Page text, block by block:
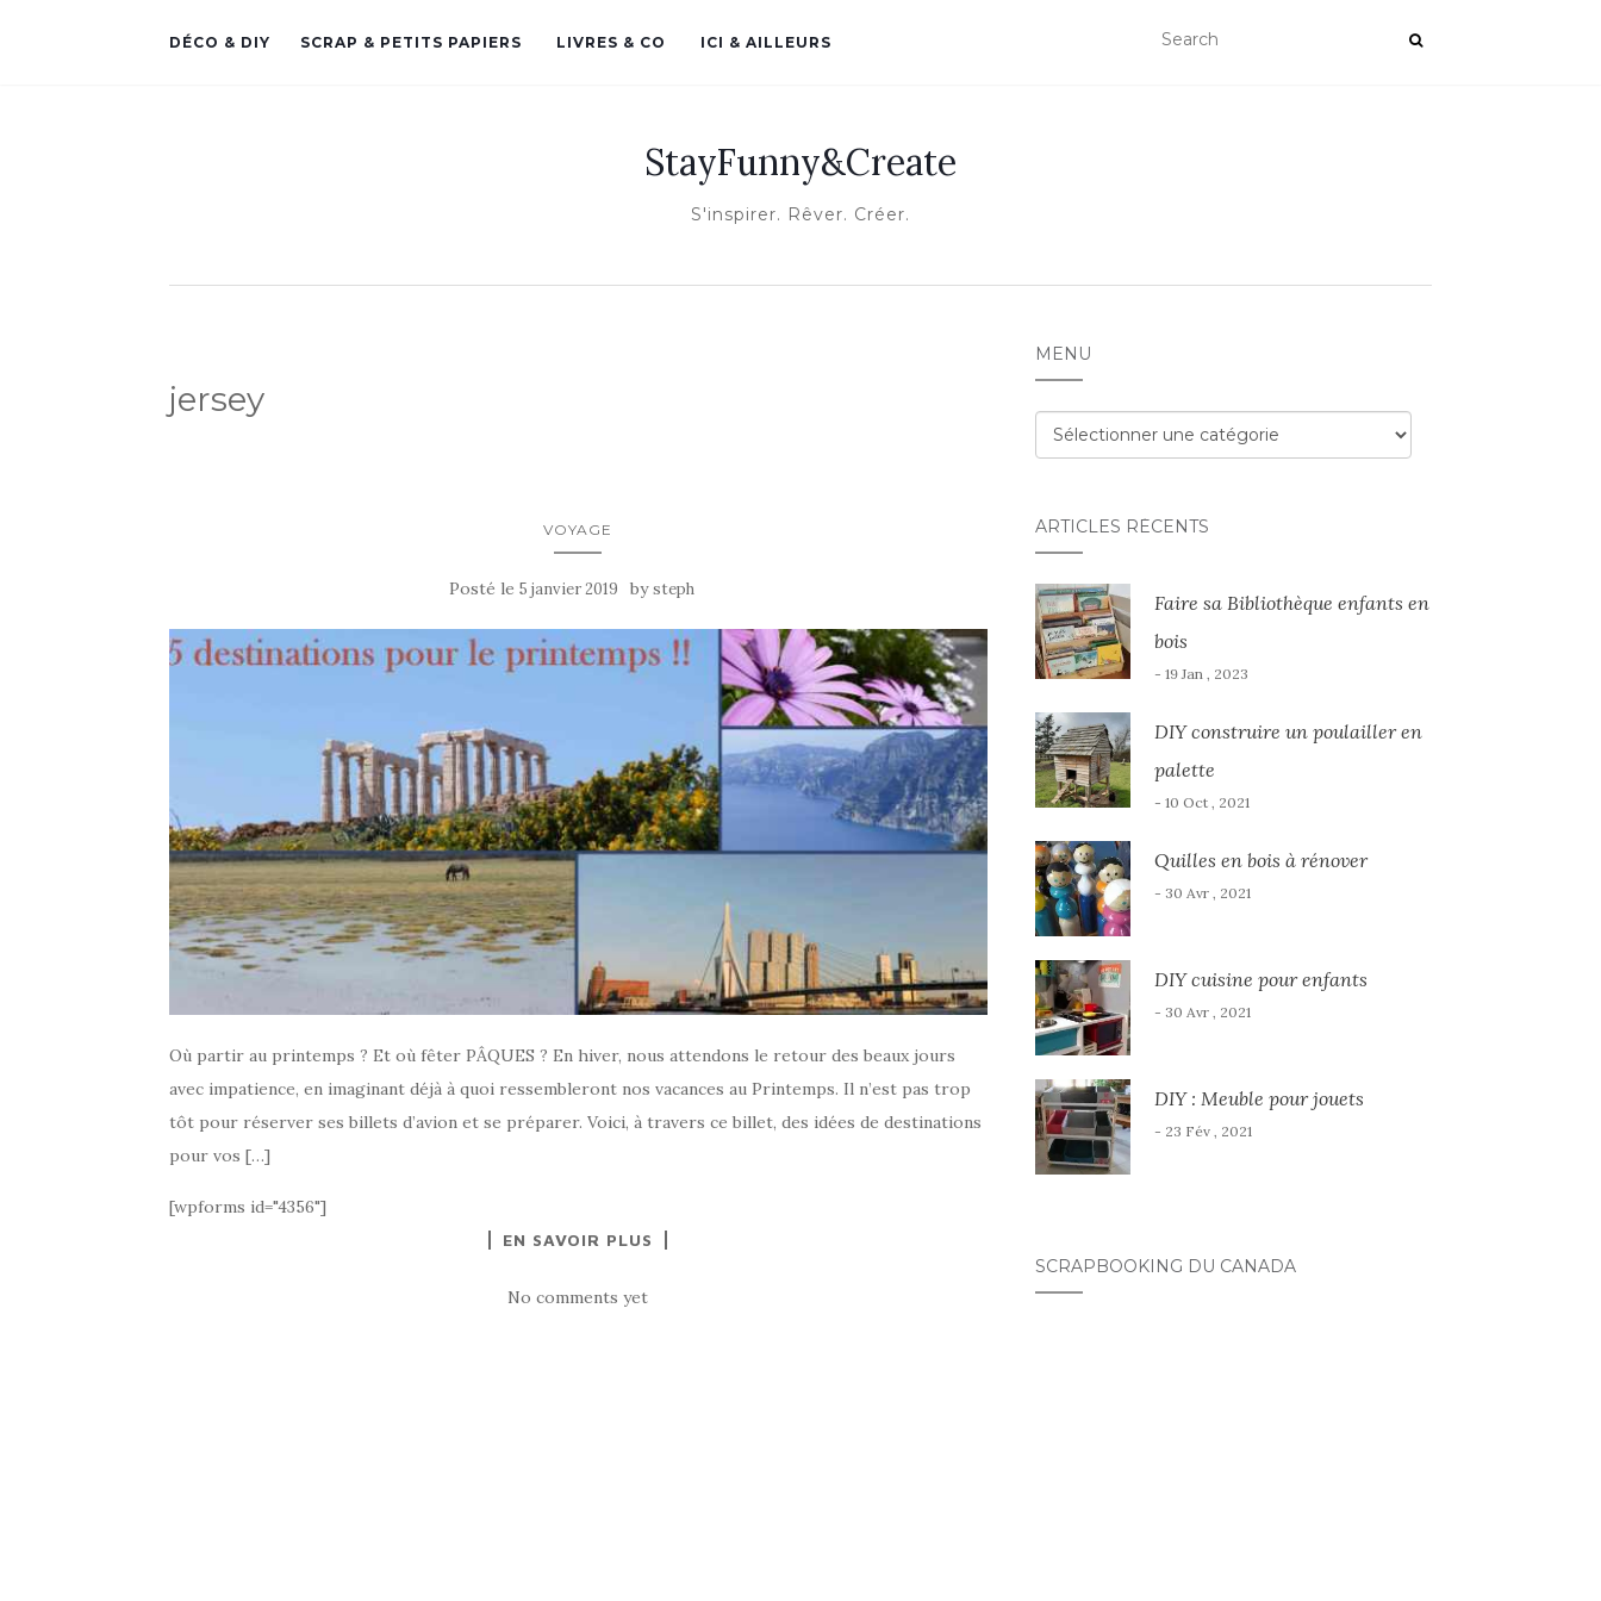
DÉCO & DIY SCRAP & PETITS PAPIERS LIVRES & CO ICI & AILLEURS
StayFunny&Create
S'inspirer. Rêver. Créer.
jersey
VOYAGE
Posté le5 janvier 2019 bysteph
Où partir au printemps ? Et où fêter PÂQUES ? En hiver, nous attendons le retour des beaux jours
avec impatience, en imaginant déjà à quoi ressembleront nos vacances au Printemps. Il n’est pas trop
tôt pour réserver ses billets d’avion et se préparer. Voici, à travers ce billet, des idées de destinations
pour vos […]
[wpforms id="4356"]
EN SAVOIR PLUS
No comments yet
MENU
Menu
ARTICLES RÉCENTS
Faire sa Bibliothèque enfants en
bois
- 19 Jan , 2023
DIY construire un poulailler en
palette
- 10 Oct , 2021
Quilles en bois à rénover
- 30 Avr , 2021
DIY cuisine pour enfants
- 30 Avr , 2021
DIY : Meuble pour jouets
- 23 Fév , 2021
SCRAPBOOKING DU CANADA